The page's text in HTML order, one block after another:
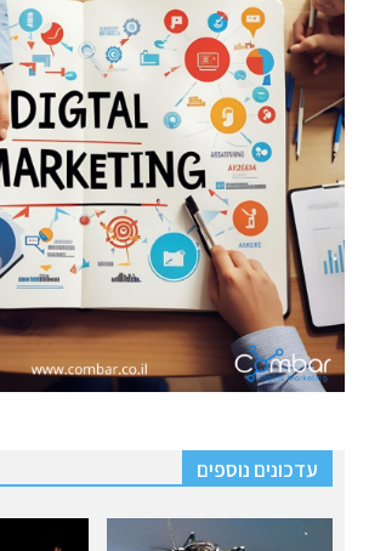
עדכונים נוספים